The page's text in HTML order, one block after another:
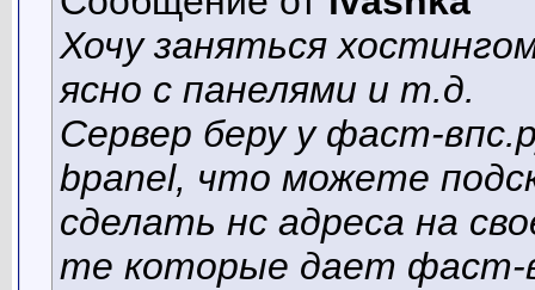
Хочу заняться
ясно с панелями и т.д.
Сервер беру у фаст-
bpanel, что можете
сделать нс адреса на
те которые дает фаст-